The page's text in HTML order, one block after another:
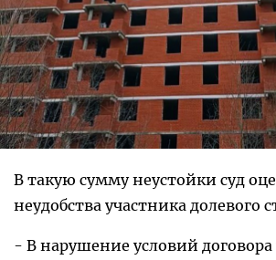
В такую сумму неустойки суд
неудобства участника долевого
- В нарушение условий договора